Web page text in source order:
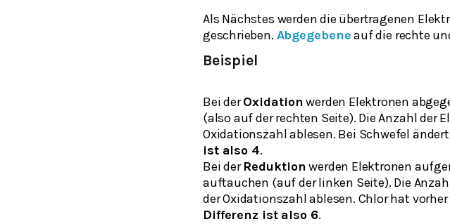
Als Nächstes werden die übertragenen
geschrieben. Abgegebeneauf die rechte
Beispiel
Bei derOxidationwerden Elektronen
(also auf der rechten Seite). Die Anzahl der
Oxidationszahl ablesen. Bei Schwefel
ist also 4.
Bei derReduktionwerden Elektronen
auftauchen (auf der linken Seite). Die
der Oxidationszahl ablesen. Chlor hat
Differenz ist also 6.